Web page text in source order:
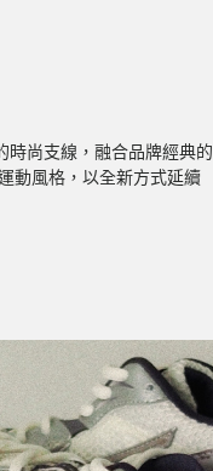
時尚支線，融合品牌經典的
動風格，以全新方式延續